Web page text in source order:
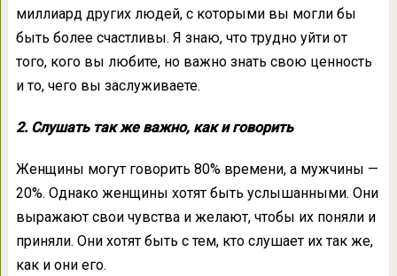
миллиард других людей, с которыми вы могли бы
быть более счастливы. Я знаю, что трудно уйти от
того, кого вы любите, но важно знать свою ценность
и то, чего вы заслуживаете.
2. Слушать так же важно, как и говорить
Женщины могут говорить 80% времени, а мужчины —
20%. Однако женщины хотят быть услышанными. Они
выражают свои чувства и желают, чтобы их поняли и
приняли. Они хотят быть с тем, кто слушает их так же,
как и они его.